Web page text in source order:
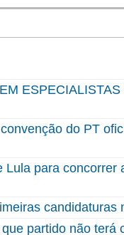
do PT
Lula para concorrer
candidaturas
partido não terá